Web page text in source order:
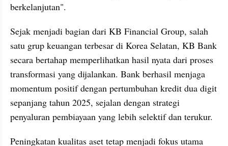
berkelanjutan".
Sejak menjadi bagian dari KB Financial Group, salah
satu grup keuangan terbesar di Korea Selatan, KB Bank
secara bertahap memperlihatkan hasil nyata dari proses
transformasi yang dijalankan. Bank berhasil menjaga
momentum positif dengan pertumbuhan kredit dua digit
sepanjang tahun 2025, sejalan dengan strategi
penyaluran pembiayaan yang lebih selektif dan terukur.
Peningkatan kualitas aset tetap menjadi fokus utama